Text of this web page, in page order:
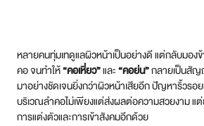
บทความ
โปรโมชั่น
หลายคนทุ่มเทดูแลผิวหน้าเป็นอย่างดี แต่กลับมอง
คอ จนทำให้“คอเหี่ยว”และ“คอย่น”กลายเป็นสั
มาอย่างชัดเจนยิ่งกว่าผิวหน้าเสียอีก ปัญหาริ้วรอ
บริเวณลำคอไม่เพียงแต่ส่งผลต่อความสวยงาม แ
การแต่งตัวและการเข้าสังคมอีกด้วย